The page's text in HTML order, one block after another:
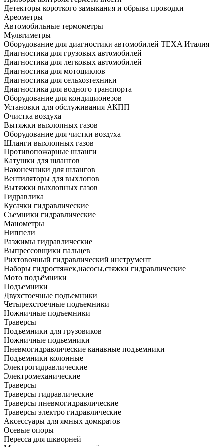
Детекторы короткого замыкания и обрыва проводки
Ареометры
Автомобильные термометры
Мультиметры
Оборудование для диагностики автомобилей TEXA Италия
Диагностика для грузовых автомобилей
Диагностика для легковых автомобилей
Диагностика для мотоциклов
Диагностика для сельхозтехники
Диагностика для водного транспорта
Оборудование для кондиционеров
Установки для обслуживания АКПП
Очистка воздуха
Вытяжки выхлопных газов
Оборудование для чистки воздуха
Шланги выхлопных газов
Противопожарные шланги
Катушки для шлангов
Наконечники для шлангов
Вентиляторы для выхлопов
Вытяжки выхлопных газов
Гидравлика
Кусачки гидравлические
Сьемники гидравлические
Манометры
Ниппели
Разжимы гидравлические
Выпрессовщики пальцев
Рихтовочный гидравлический инструмент
Наборы гидростяжек,насосы,стяжки гидравлические
Мото подъёмники
Подъемники
Двухстоечные подъемники
Четырехстоечные подъемники
Ножничные подъемники
Траверсы
Подъемники для грузовиков
Ножничные подьемники
Пневмогидравлические канавные подъемники
Подъемники колонные
Электрогидравлические
Электромеханические
Траверсы
Траверсы гидравлические
Траверсы пневмогидравлические
Траверсы электро гидравлические
Аксессуары для ямных домкратов
Осевые опоры
Пересса для шкворней